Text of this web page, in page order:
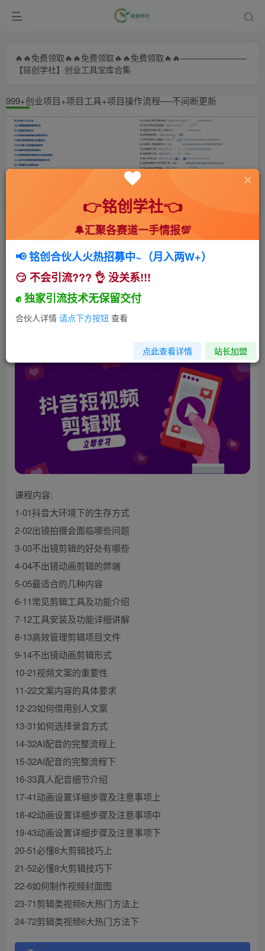
🔥🔥免费领取🔥🔥免费领取🔥🔥免费领取🔥🔥————————
【铭创学社】创业工具宝库合集
999+创业项目+项目工具+项目操作流程—-不间断更新
首页 🍻会员专享 📚综合教程 正文
抖音短视频剪辑班：从文案到配音：抖音文字动画
短视频制作秘籍
小助手
251 23
课程内容:
1-01抖音大环境下的生存方式
2-02出镜拍摄会面临哪些问题
3-03不出镜剪辑的好处有哪些
4-04不出镜动画剪辑的弊端
5-05最适合的几种内容
6-11常见剪辑工具及功能介绍
7-12工具安装及功能详细讲解
8-13高效管理剪辑项目文件
9-14不出镜动画剪辑形式
10-21视频文案的重要性
11-22文案内容的具体要求
12-23如何借用别人文案
13-31如何选择录音方式
14-32AI配音的完整流程上
15-32AI配音的完整流程下
16-33真人配音细节介绍
17-41动画设置详细步骤及注意事项上
18-42动画设置详细步骤及注意事项中
19-43动画设置详细步骤及注意事项下
20-51必懂8大剪辑技巧上
21-52必懂8大剪辑技巧下
22-6如何制作视频封面图
23-71剪辑类视频6大热门方法上
24-72剪辑类视频6大热门方法下
👉铭创学社👈
🔔汇聚各赛道一手情报💯
📢 铭创合伙人火热招募中~（月入两W+）
😏 不会引流??? 👌 没关系!!!
✊ 独家引流技术无保留交付
合伙人详情 请点下方按钮 查看
点此查看详情 站长加盟